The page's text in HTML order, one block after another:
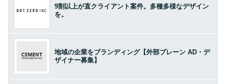
9割以上が直クライアント案件。多種多様なデザイン
を。
地域の企業をブランディング【外部ブレーン AD・デ
ザイナー募集】